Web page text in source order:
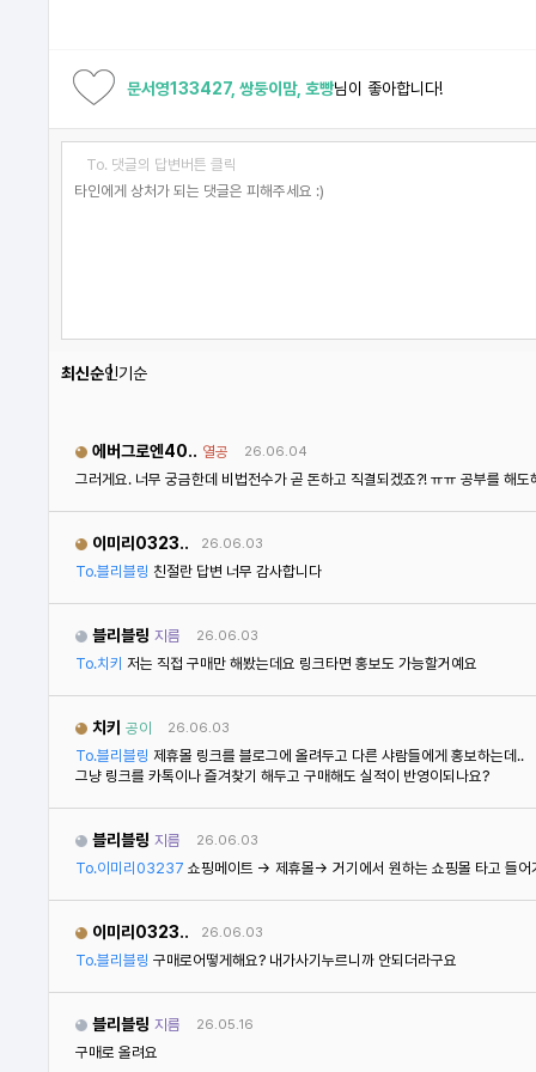
문서영133427, 쌍둥이맘, 호빵님이 좋아합니다!
To. 댓글의 답변버튼 클릭
최신순인기순
에버그로엔40.. 열공 26.06.04
그러게요. 너무 궁금한데 비법전수가 곧 돈하고 직결되겠죠?! ㅠㅠ 공부를 해
이미리0323.. 26.06.03
To.블리블링 친절란 답변 너무 감사합니다
블리블링 지름 26.06.03
To.치키 저는 직접 구매만 해봤는데요 링크타면 홍보도 가능할거예요
치키 공이 26.06.03
To.블리블링 제휴몰 링크를 블로그에 올려두고 다른 샤람들에게 홍보하는데..
그냥 링크를 카톡이나 즐겨찾기 해두고 구매해도 실적이 반영이되나요?
블리블링 지름 26.06.03
To.이미리03237 쇼핑메이트 -> 제휴몰-> 거기에서 원하는 쇼핑몰 타고 들어
이미리0323.. 26.06.03
To.블리블링 구매로어떻게해요? 내가사기누르니까 안되더라구요
블리블링 지름 26.05.16
구매로 올려요